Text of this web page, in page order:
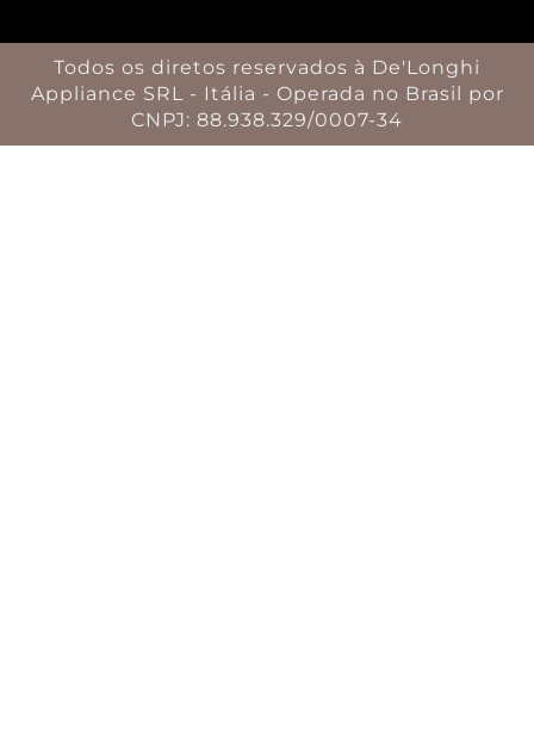
Todos os diretos reservados à De'Longhi
Appliance SRL - Itália - Operada no Brasil por
CNPJ: 88.938.329/0007-34